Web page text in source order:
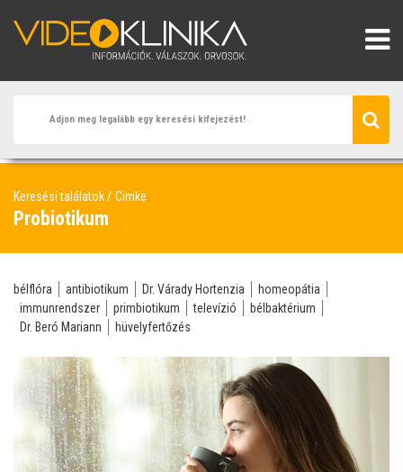
Keresési találatok Cimke
Probiotikum
bélflóra antibiotikum Dr. Várady Hortenzia
homeopátia
immunrendszer
primbiotikum televízió
bélbaktérium
Dr. Beró Mariann
hüvelyfertőzés